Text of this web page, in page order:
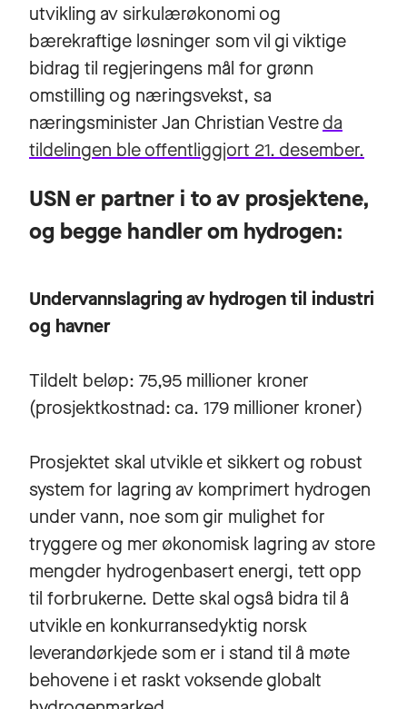
utvikling av sirkulærøkonomi og
bærekraftige løsninger som vil gi viktige
bidrag til regjeringens mål for grønn
omstilling og næringsvekst, sa
næringsminister Jan Christian Vestreda
tildelingen ble offentliggjort 21. desember.
USN er partner i to av prosjektene,
og begge handler om hydrogen:
Undervannslagring av hydrogen til industri
og havner
Tildelt beløp: 75,95 millioner kroner
(prosjektkostnad: ca. 179 millioner kroner)
Prosjektet skal utvikle et sikkert og robust
system for lagring av komprimert hydrogen
under vann, noe som gir mulighet for
tryggere og mer økonomisk lagring av store
mengder hydrogenbasert energi, tett opp
til forbrukerne. Dette skal også bidra til å
utvikle en konkurransedyktig norsk
leverandørkjede som er i stand til å møte
behovene i et raskt voksende globalt